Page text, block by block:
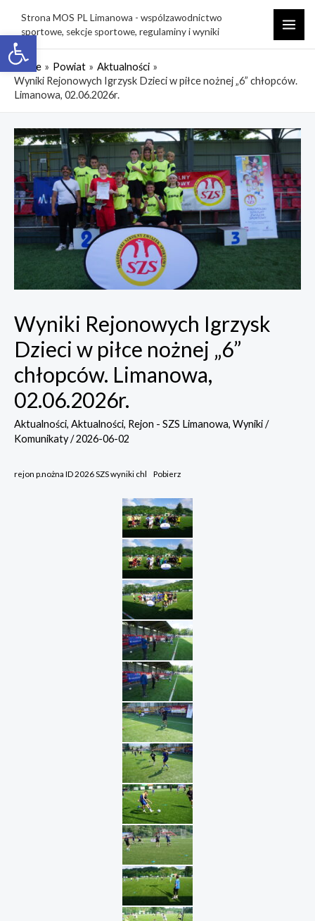
Open toolbar
content
Strona MOS PL Limanowa - wspólzawodnictwo
sportowe, sekcje sportowe, regulaminy i wyniki
Home Powiat
Aktualności
Wyniki Rejonowych Igrzysk Dzieci w piłce nożnej „6” chłopców.
Limanowa, 02.06.2026r.
Wyniki Rejonowych Igrzysk
Dzieci w piłce nożnej „6”
chłopców. Limanowa,
02.06.2026r.
Aktualności, Aktualności, Rejon - SZS Limanowa, Wyniki /
Komunikaty/2026-06-02
rejon p.nożna ID 2026 SZS wyniki chl Pobierz